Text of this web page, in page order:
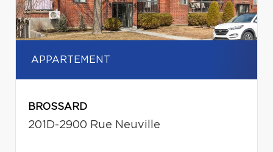
APPARTEMENT
BROSSARD
201D-2900 Rue Neuville